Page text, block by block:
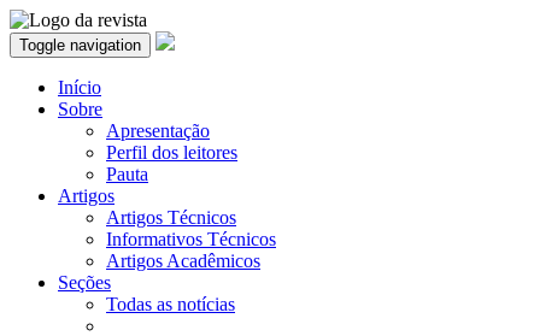
Toggle navigation
Início
Sobre
Apresentação
Perfil dos leitores
Pauta
Artigos
Artigos Técnicos
Informativos Técnicos
Artigos Acadêmicos
Seções
Todas as notícias